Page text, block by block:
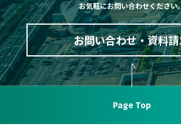
お気軽にお問い合わせください
お問い合わせ・資料
Page Top